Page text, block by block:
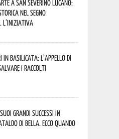
a San Severino Lucano:
nel segno
L’iniziativa
in Basilicata: l’appello di
i raccolti
grandi successi in
di Bella. Ecco quando